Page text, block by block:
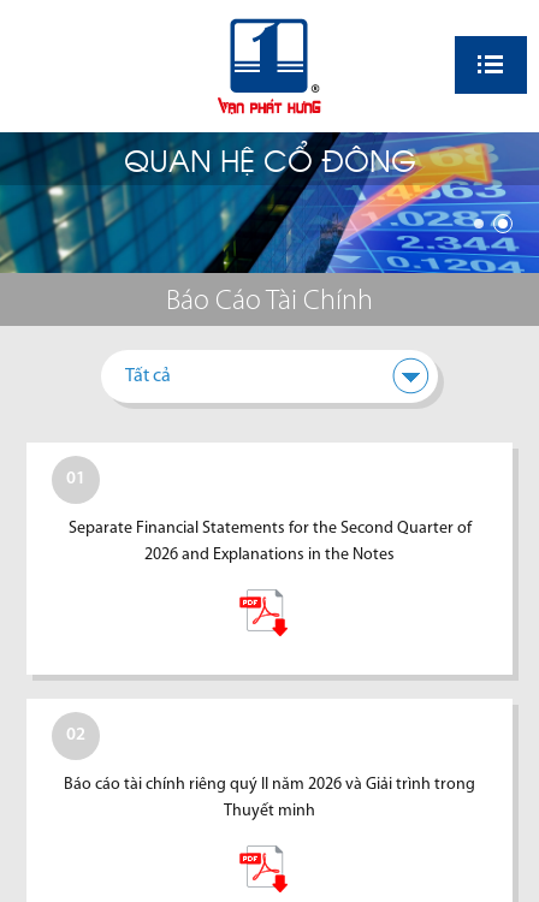
QUAN HỆ CỔ ĐÔNG
Báo Cáo Tài Chính
Tất cả
01
Separate Financial Statements for the Second Quarter of
2026 and Explanations in the Notes
02
Báo cáo tài chính riêng quý II năm 2026 và Giải trình trong
Thuyết minh